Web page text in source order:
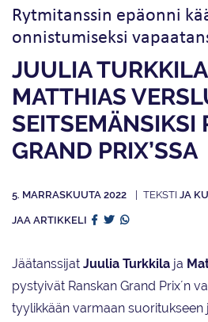
Rytmitanssin epäonni
onnistumiseksi
JUULIA
MATTHIAS
SEITSEMÄNSIKSI
GRAND PRIX’SSA
5. MARRASKUUTA 2022 JA
JAA ARTIKKELI
Jäätanssijat Juulia Turkkila ja
pystyivät Ranskan Grand Prix´n
tyylikkään varmaan suoritukseen